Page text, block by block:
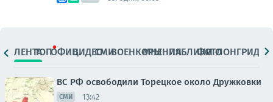
ЛЕНТАТОПОФИЦ.ВИДЕОСМИВОЕНКОРЫМНЕНИЯПАБЛИКИ
ФОТОЛОНГРИДЫ
ВС РФ освободили Торецкое около Дружковки
СМИ 13:42